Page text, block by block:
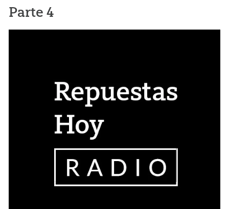
Parte 4